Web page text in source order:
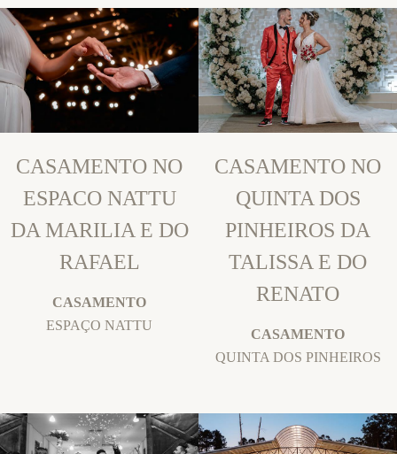
CASAMENTO NO
ESPACO NATTU
DA MARILIA E DO
RAFAEL
CASAMENTO
ESPAÇO NATTU
CASAMENTO NO
QUINTA DOS
PINHEIROS DA
TALISSA E DO
RENATO
CASAMENTO
QUINTA DOS PINHEIROS